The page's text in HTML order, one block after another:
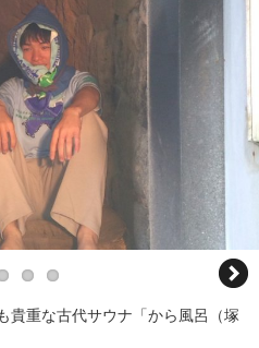
貴重な古代サウナ「から風呂（塚